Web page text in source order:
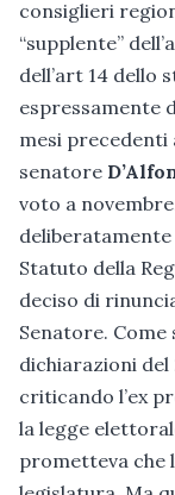
consiglieri
“supplente”
dell’art 14 dello
espressamente
mesi precedenti
senatore
voto a
Statuto della
deciso di
Senatore.
dichiarazioni del
criticando l’ex
la legge
prometteva che